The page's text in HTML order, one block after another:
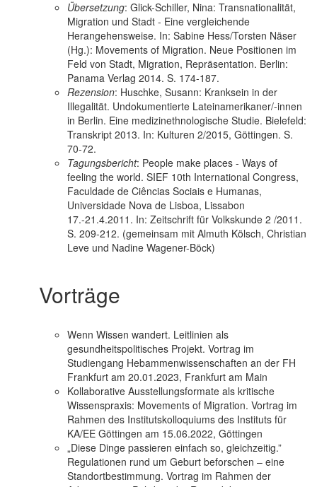
Übersetzung: Glick-Schiller, Nina: Transnationalität,
Migration und Stadt - Eine vergleichende
Herangehensweise. In: Sabine Hess/Torsten Näser
(Hg.): Movements of Migration. Neue Positionen im
Feld von Stadt, Migration, Repräsentation. Berlin:
Panama Verlag 2014. S. 174-187.
Rezension: Huschke, Susann: Kranksein in der
Illegalität. Undokumentierte Lateinamerikaner/-innen
in Berlin. Eine medizinethnologische Studie. Bielefeld:
Transkript 2013. In: Kulturen 2/2015, Göttingen. S.
70-72.
Tagungsbericht: People make places - Ways of
feeling the world. SIEF 10th International Congress,
Faculdade de Ciências Sociais e Humanas,
Universidade Nova de Lisboa, Lissabon
17.-21.4.2011. In: Zeitschrift für Volkskunde 2 /2011.
S. 209-212. (gemeinsam mit Almuth Kölsch, Christian
Leve und Nadine Wagener-Böck)
Vorträge
Wenn Wissen wandert. Leitlinien als
gesundheitspolitisches Projekt. Vortrag im
Studiengang Hebammenwissenschaften an der FH
Frankfurt am 20.01.2023, Frankfurt am Main
Kollaborative Ausstellungsformate als kritische
Wissenspraxis: Movements of Migration. Vortrag im
Rahmen des Institutskolloquiums des Instituts für
KA/EE Göttingen am 15.06.2022, Göttingen
„Diese Dinge passieren einfach so, gleichzeitig.”
Regulationen rund um Geburt beforschen – eine
Standortbestimmung. Vortrag im Rahmen der